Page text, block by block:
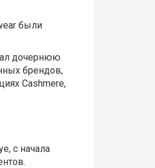
были
дочернюю
брендов,
Cashmere,
с начала